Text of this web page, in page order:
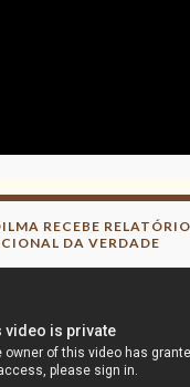
RECEBE
DA VERDADE